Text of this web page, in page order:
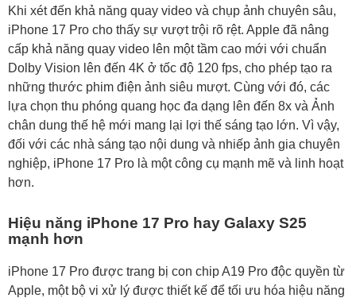
Khi xét đến khả năng quay video và chụp ảnh chuyên sâu,
iPhone 17 Pro cho thấy sự vượt trội rõ rệt. Apple đã nâng
cấp khả năng quay video lên một tầm cao mới với chuẩn
Dolby Vision lên đến 4K ở tốc độ 120 fps, cho phép tạo ra
những thước phim điện ảnh siêu mượt. Cùng với đó, các
lựa chọn thu phóng quang học đa dạng lên đến 8x và Ảnh
chân dung thế hệ mới mang lại lợi thế sáng tạo lớn. Vì vậy,
đối với các nhà sáng tạo nội dung và nhiếp ảnh gia chuyên
nghiệp, iPhone 17 Pro là một công cụ mạnh mẽ và linh hoạt
hơn.
Hiệu năng iPhone 17 Pro hay Galaxy S25
mạnh hơn
iPhone 17 Pro được trang bị con chip A19 Pro độc quyền từ
Apple, một bộ vi xử lý được thiết kế để tối ưu hóa hiệu năng